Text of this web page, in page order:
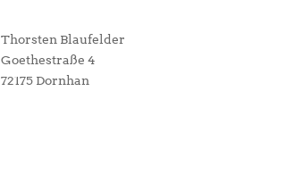
Thorsten Blaufelder
Goethestraße 4
72175 Dornhan